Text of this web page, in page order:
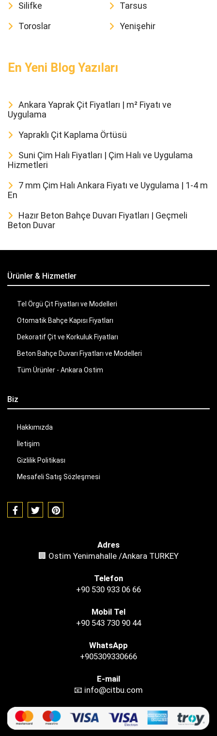
Silifke
Tarsus
Toroslar
Yenişehir
En Yeni Blog Yazıları
Ankara Yaprak Çit Fiyatları | m² Fiyatı ve
Uygulama
Yapraklı Çit Kaplama Örtüsü
Suni Çim Halı Fiyatları | Çim Halı ve Uygulama
Hizmetleri
7 mm Çim Halı Ankara Fiyatı ve Uygulama | 1-4 m
En
Hazır Beton Bahçe Duvarı Fiyatları | Geçmeli
Beton Duvar
Ürünler & Hizmetler
Tel Örgü Çit Fiyatları ve Modelleri
Otomatik Bahçe Kapısı Fiyatları
Dekoratif Çit ve Korkuluk Fiyatları
Beton Bahçe Duvarı Fiyatları ve Modelleri
Tüm Ürünler - Ankara Ostim
Biz
Hakkımızda
İletişim
Gizlilik Politikası
Mesafeli Satış Sözleşmesi
Adres
🏢 Ostim Yenimahalle /Ankara TURKEY
Telefon
+90 530 933 06 66
Mobil Tel
+90 543 730 90 44
WhatsApp
+905309330666
E-mail
📧 info@citbu.com